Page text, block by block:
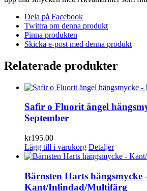
Dela på Facebook
Twittra om denna produkt
Pinna produkten
Skicka e-post med denna produkt
Relaterade produkter
Safir o Fluorit ängel
September
kr195.00
Lägg till i varukorg Detaljer
Bärnsten Harts hängsmycke
Kant/Inlindad/Multifärg